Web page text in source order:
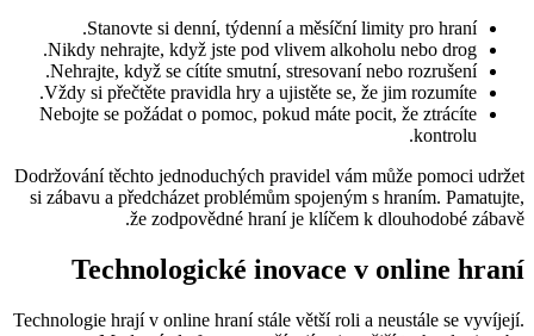
Stanovte si denní, týdenní a měsíční limity pro hraní.
Nikdy nehrajte, když jste pod vlivem alkoholu nebo drog.
Nehrajte, když se cítíte smutní, stresovaní nebo rozrušení.
Vždy si přečtěte pravidla hry a ujistěte se, že jim rozumíte.
Nebojte se požádat o pomoc, pokud máte pocit, že ztrácíte
kontrolu.
Dodržování těchto jednoduchých pravidel vám může pomoci udržet
si zábavu a předcházet problémům spojeným s hraním. Pamatujte,
že zodpovědné hraní je klíčem k dlouhodobé zábavě.
Technologické inovace v online hraní
Technologie hrají v online hraní stále větší roli a neustále se vyvíjejí.